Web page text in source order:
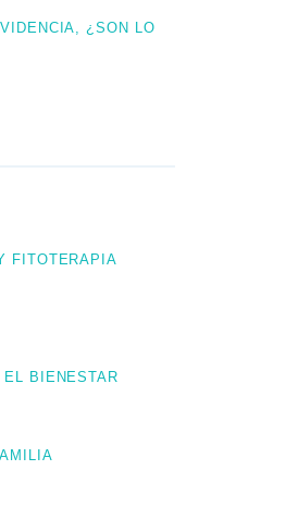
¿SON LO
FITOTERAPIA
BIENESTAR